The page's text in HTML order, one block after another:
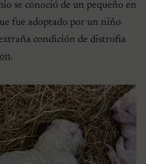
se conoció de un pequeño en
fue adoptado por un niño
condición de distrofia
.